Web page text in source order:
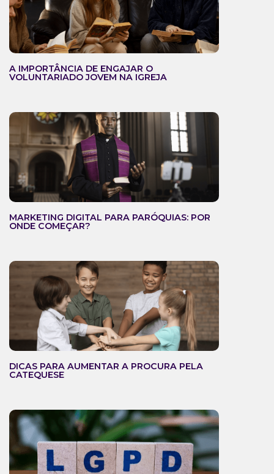
A IMPORTÂNCIA DE ENGAJAR O
VOLUNTARIADO JOVEM NA IGREJA
MARKETING DIGITAL PARA PARÓQUIAS: POR
ONDE COMEÇAR?
DICAS PARA AUMENTAR A PROCURA PELA
CATEQUESE